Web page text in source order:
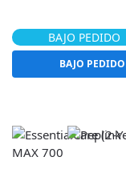
BAJO PEDIDO
BAJO PEDIDO